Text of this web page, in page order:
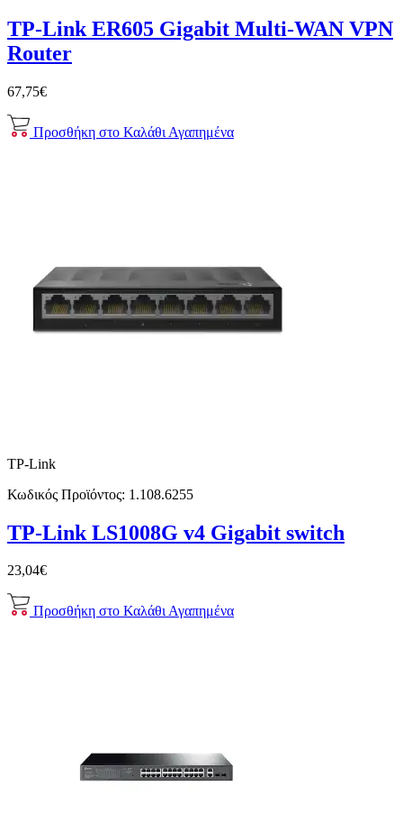
TP-Link ER605 Gigabit Multi-WAN VPN
Router
67,75€
Προσθήκη στο Καλάθι Αγαπημένα
TP-Link
Κωδικός Προϊόντος: 1.108.6255
TP-Link LS1008G v4 Gigabit switch
23,04€
Προσθήκη στο ΚαλάθιΑγαπημένα